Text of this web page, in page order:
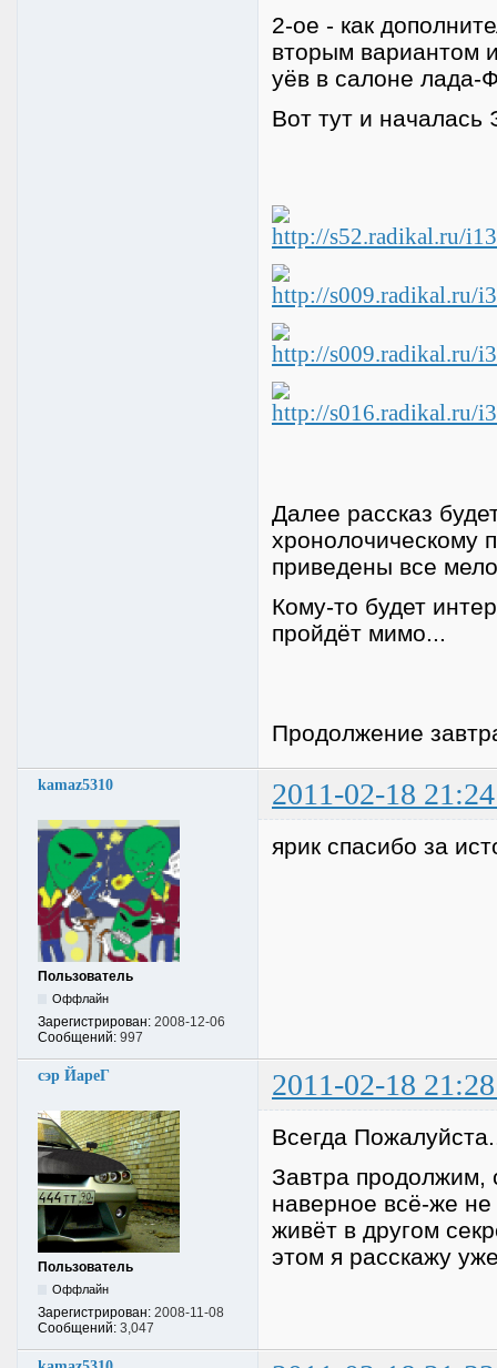
2-ое - как
вторым вариантом
уёв в салоне лада-
Вот тут и
Далее рассказ
хронолочическому
приведены все
Кому-то будет
пройдёт мимо...
Продолжение
kamaz5310 2011-02-18
Пользователь
Оффлайн
Зарегистрирован: 2008-12-06
Сообщений: 997
ярик спасибо за
сэр ЙареГ 2011-02-18
Пользователь
Оффлайн
Зарегистрирован: 2008-11-08
Сообщений: 3,047
Всегда
Завтра продолжим,
наверное всё-же
живёт в другом
этом я расскажу